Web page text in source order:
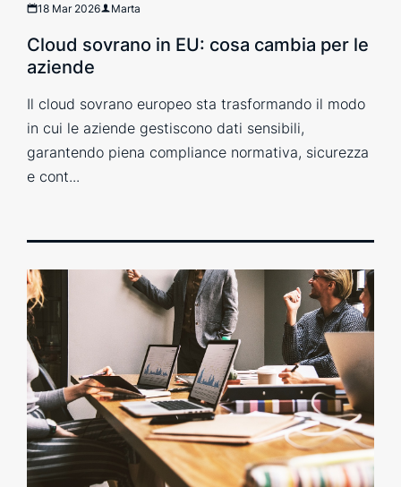
18 Mar 2026 Marta
Cloud sovrano in EU: cosa cambia per le
aziende
Il cloud sovrano europeo sta trasformando il modo
in cui le aziende gestiscono dati sensibili,
garantendo piena compliance normativa, sicurezza
e cont...